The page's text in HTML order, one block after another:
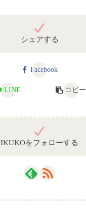
シェアする
Facebook
LINE コピー
IKUKOをフォローする